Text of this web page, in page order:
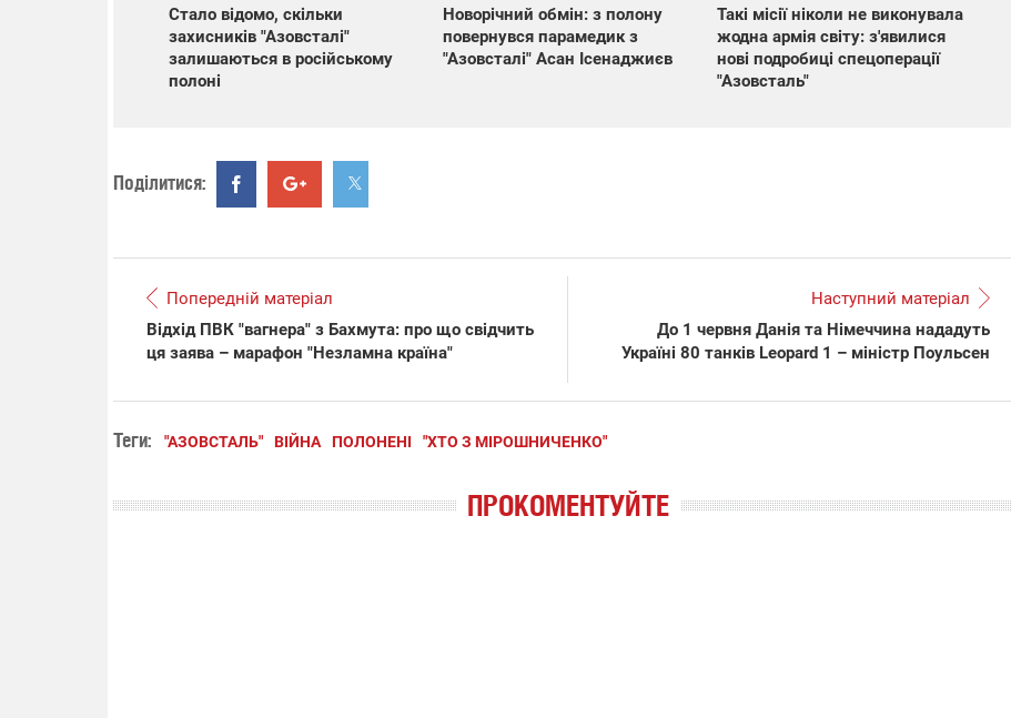
Стало відомо, скільки
захисників "Азовсталі"
залишаються в російському
полоні
Новорічний обмін: з полону
повернувся парамедик з
"Азовсталі" Асан Ісенаджиєв
Такі місії ніколи не виконувала
жодна армія світу: з'явилися
нові подробиці спецоперації
"Азовсталь"
Поділитися:
Попередній матеріал
Відхід ПВК "вагнера" з Бахмута: про що свідчить
ця заява – марафон "Незламна країна"
Наступний матеріал
До 1 червня Данія та Німеччина нададуть
Україні 80 танків Leopard 1 – міністр Поульсен
Теги: "АЗОВСТАЛЬ" ВІЙНА ПОЛОНЕНІ "ХТО З МІРОШНИЧЕНКО"
ПРОКОМЕНТУЙТЕ